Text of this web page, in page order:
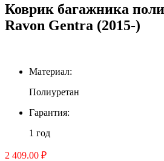
Коврик багажника
Ravon Gentra (2015-)
Материал:
Полиуретан
Гарантия:
1 год
2 409.00 ₽